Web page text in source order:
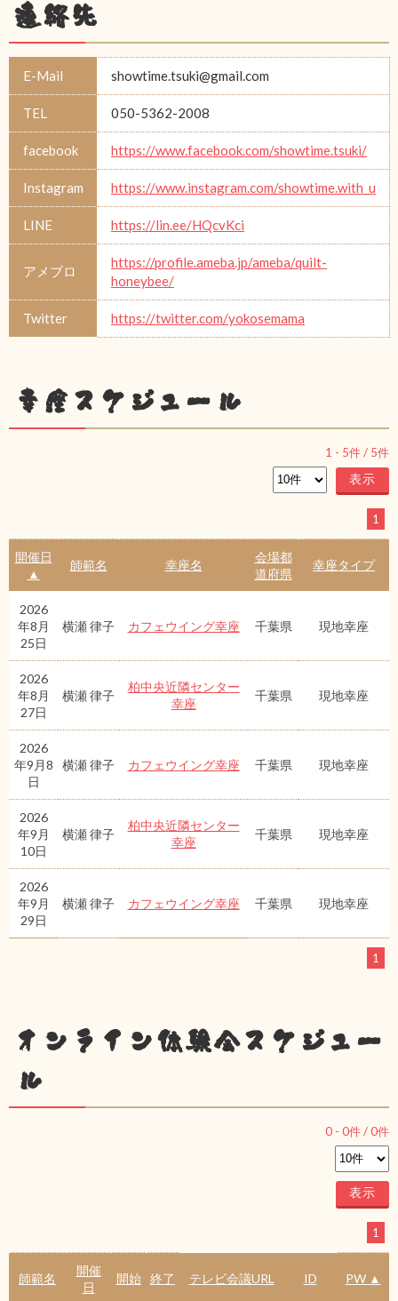
連絡先
E-Mail showtime.tsuki@gmail.com
TEL 050-5362-2008
facebook https://www.facebook.com/showtime.tsuki/
Instagram https://www.instagram.com/showtime.with_u
LINE https://lin.ee/HQcvKci
アメブロ
https://profile.ameba.jp/ameba/quilt-
honeybee/
Twitter https://twitter.com/yokosemama
幸座スケジュール
1 - 5件 / 5件
1
開催日
▲
師範名 幸座名
会場都
道府県
幸座タイプ
2026
年8月
25日
横瀬 律子 カフェウイング幸座 千葉県 現地幸座
2026
年8月
27日
横瀬 律子
柏中央近隣センター
幸座
千葉県 現地幸座
2026
年9月8
日
横瀬 律子 カフェウイング幸座 千葉県 現地幸座
2026
年9月
10日
横瀬 律子
柏中央近隣センター
幸座
千葉県 現地幸座
2026
年9月
29日
横瀬 律子 カフェウイング幸座 千葉県 現地幸座
1
オンライン体験会スケジュー
ル
0 - 0件 /0件
1
師範名
開催
日
開始 終了 テレビ会議URL ID PW ▲